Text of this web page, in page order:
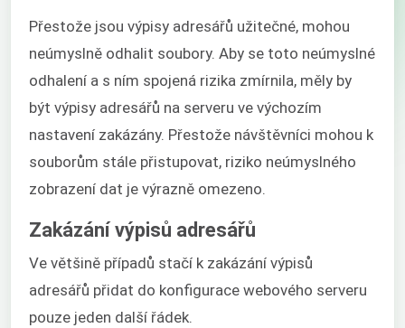
Přestože jsou výpisy adresářů užitečné, mohou
neúmyslně odhalit soubory. Aby se toto neúmyslné
odhalení a s ním spojená rizika zmírnila, měly by
být výpisy adresářů na serveru ve výchozím
nastavení zakázány. Přestože návštěvníci mohou k
souborům stále přistupovat, riziko neúmyslného
zobrazení dat je výrazně omezeno.
Zakázání výpisů adresářů
Ve většině případů stačí k zakázání výpisů
adresářů přidat do konfigurace webového serveru
pouze jeden další řádek.